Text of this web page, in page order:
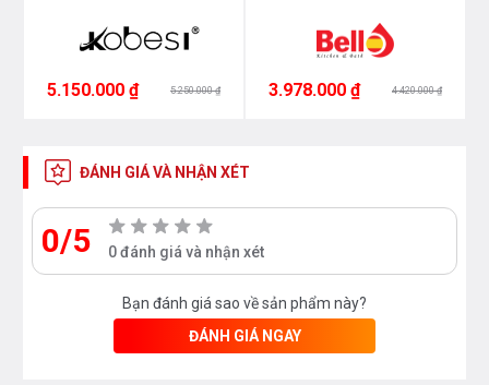
5.150.000 ₫ 5.250.000 ₫ 3.978.000 ₫ 4.420.000 ₫
ĐÁNH GIÁ VÀ NHẬN XÉT
0/5 0 đánh giá và nhận xét
Bạn đánh giá sao về sản phẩm này?
ĐÁNH GIÁ NGAY